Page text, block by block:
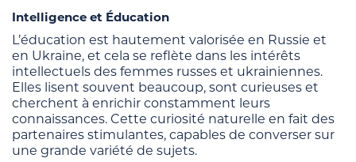
Intelligence et Éducation
L’éducation est hautement valorisée en Russie et
en Ukraine, et cela se reflète dans les intérêts
intellectuels des femmes russes et ukrainiennes.
Elles lisent souvent beaucoup, sont curieuses et
cherchent à enrichir constamment leurs
connaissances. Cette curiosité naturelle en fait des
partenaires stimulantes, capables de converser sur
une grande variété de sujets.